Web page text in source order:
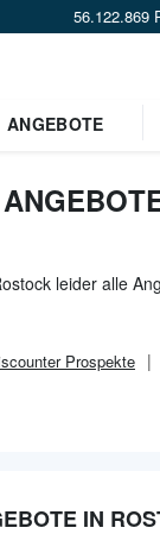
56.122.869
ANGEBOTE
leider alle
Prospekte
IN